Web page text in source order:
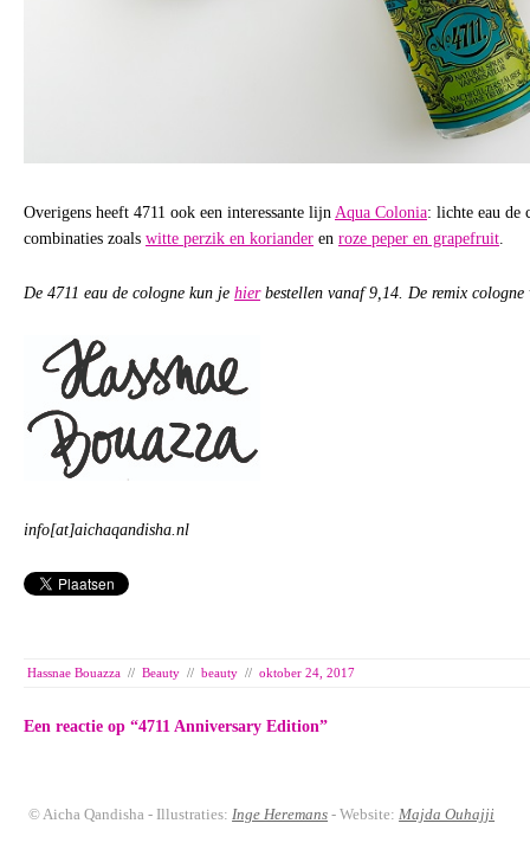
Overigens heeft 4711 ook een interessante lijn Aqua Colonia: lichte eau de
combinaties zoals witte perzik en koriander en roze peper en grapefruit
De 4711 eau de cologne kun je hierbestellen vanaf 9,14. De remix
info[at]aichaqandisha.nl
Hassnae Bouazza // Beauty // beauty // oktober 24, 2017
Een reactie op “4711 Anniversary Edition”
© Aicha Qandisha - Illustraties: Inge Heremans - Website: Majda Ouhajji